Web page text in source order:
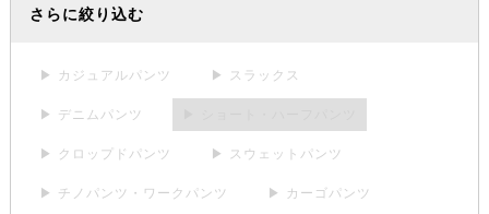
さらに絞り込む
▶ カジュアルパンツ ▶ スラックス
▶ デニムパンツ
▶ クロップドパンツ ▶ スウェットパンツ
▶ チノパンツ・ワークパンツ ▶ カーゴパンツ